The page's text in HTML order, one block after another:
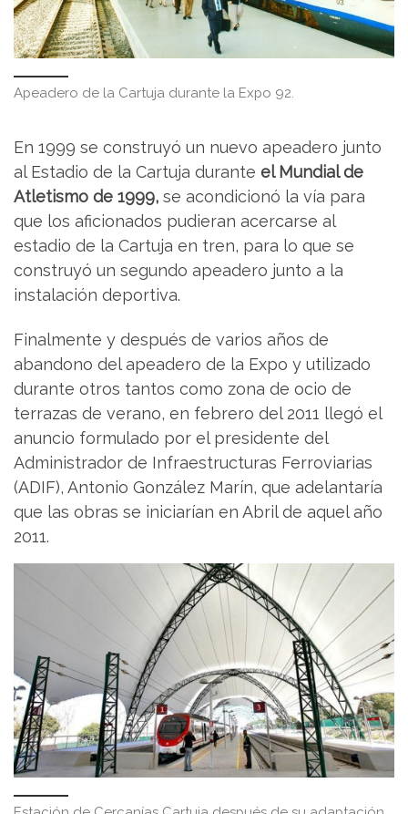
Apeadero de la Cartuja durante la Expo 92.
En 1999 se construyó un nuevo apeadero junto
al Estadio de la Cartuja durante el Mundial de
Atletismo de 1999, se acondicionó la vía para
que los aficionados pudieran acercarse al
estadio de la Cartuja en tren, para lo que se
construyó un segundo apeadero junto a la
instalación deportiva.
Finalmente y después de varios años de
abandono del apeadero de la Expo y utilizado
durante otros tantos como zona de ocio de
terrazas de verano, en febrero del 2011 llegó el
anuncio formulado por el presidente del
Administrador de Infraestructuras Ferroviarias
(ADIF), Antonio González Marín, que adelantaría
que las obras se iniciarían en Abril de aquel año
2011.